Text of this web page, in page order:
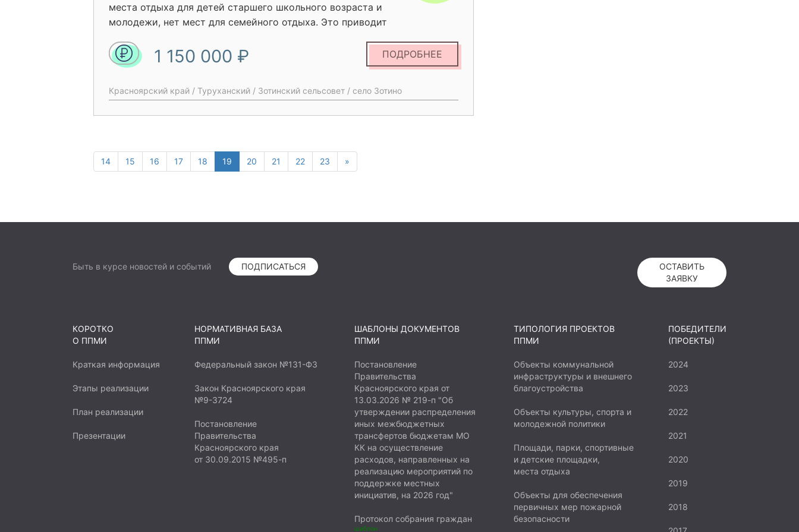
места отдыха для детей старшего школьного возраста и
молодежи, нет мест для семейного отдыха. Это приводит
небезопасных местах (например, заброшенные дома,
уличная сцена в аварийном состоянии и др.) либо
селе проживает 368 жителей, среди которых
состоянии молодежи, способствуя социальной
отдаленности и ухудшению качества жизни в населенном
состоянии и одна беседка, но даже с таким минимальным
наполнением пространство привлекает молодежь села
позволит не только улучшить качество досуга, но и станет
праздников, спортивных мероприятий, культурных
социальных связей и развитию культуры семейного
отдыха на свежем воздухе.
1 150 000 ₽ ПОДРОБНЕЕ
Красноярский край / Туруханский / Зотинский сельсовет / село Зотино
14 15 16 17 18 19 20 21 22 23 »
Быть в курсе новостей и событий ПОДПИСАТЬСЯ
ОСТАВИТЬ
ЗАЯВКУ
КОРОТКО
О ППМИ
Краткая информация
Этапы реализации
План реализации
Презентации
НОРМАТИВНАЯ БАЗА
ППМИ
Федеральный закон №131-ФЗ
Закон Красноярского края
№9-3724
Постановление
Правительства
Красноярского края
от 30.09.2015 №495-п
ШАБЛОНЫ ДОКУМЕНТОВ
ППМИ
Постановление
Правительства
Красноярского края от
13.03.2026 № 219-п "Об
утверждении распределения
иных межбюджетных
трансфертов бюджетам МО
КК на осуществление
расходов, направленных на
реализацию мероприятий по
поддержке местных
инициатив, на 2026 год"
Протокол собрания граждан
шаблон
ТИПОЛОГИЯ ПРОЕКТОВ
ППМИ
Объекты коммунальной
инфраструктуры и внешнего
благоустройства
Объекты культуры, спорта и
молодежной политики
Площади, парки, спортивные
и детские площадки,
места отдыха
Объекты для обеспечения
первичных мер пожарной
безопасности
ПОБЕДИТЕЛИ
(ПРОЕКТЫ)
2024
2023
2022
2021
2020
2019
2018